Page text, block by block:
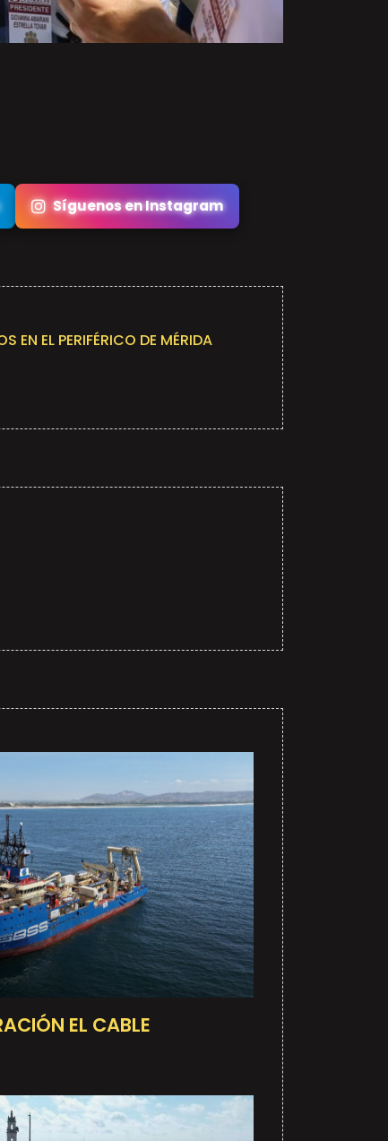
Síguenos en Instagram
EN EL PERIFÉRICO DE MÉRIDA
EL CABLE